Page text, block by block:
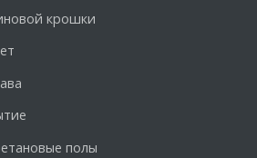
крошки
полы